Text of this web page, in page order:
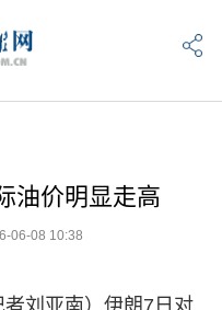
油价明显走高
06-08 10:38
刘亚南）伊朗7日对